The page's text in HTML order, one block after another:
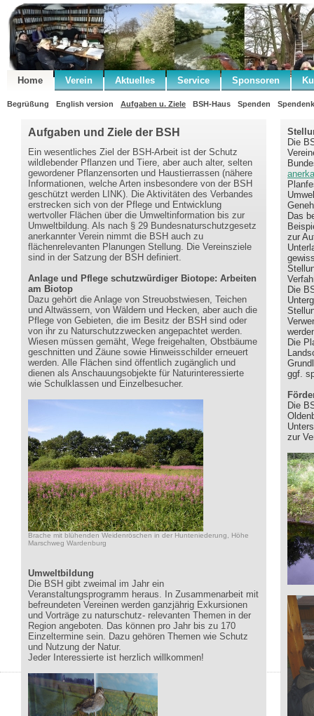
Home Verein Aktuelles Service Sponsoren
Begrüßung English version Aufgaben u. Ziele BSH-Haus Spenden
Aufgaben und Ziele der BSH
Ein wesentliches Ziel der BSH-Arbeit ist der Schutz
wildlebender Pflanzen und Tiere, aber auch alter, selten
gewordener Pflanzensorten und Haustierrassen (nähere
Informationen, welche Arten insbesondere von der BSH
geschützt werden LINK). Die Aktivitäten des Verbandes
erstrecken sich von der Pflege und Entwicklung
wertvoller Flächen über die Umweltinformation bis zur
Umweltbildung. Als nach § 29 Bundesnaturschutzgesetz
anerkannter Verein nimmt die BSH auch zu
flächenrelevanten Planungen Stellung. Die Vereinsziele
sind in der Satzung der BSH definiert.
Anlage und Pflege schutzwürdiger Biotope: Arbeiten
am Biotop
Dazu gehört die Anlage von Streuobstwiesen, Teichen
und Altwässern, von Wäldern und Hecken, aber auch die
Pflege von Gebieten, die im Besitz der BSH sind oder
von ihr zu Naturschutzzwecken angepachtet werden.
Wiesen müssen gemäht, Wege freigehalten, Obstbäume
geschnitten und Zäune sowie Hinweisschilder erneuert
werden. Alle Flächen sind öffentlich zugänglich und
dienen als Anschauungsobjekte für Naturinteressierte
wie Schulklassen und Einzelbesucher.
Brache mit blühenden Weidenröschen in der Hunteniederung, Höhe
Marschweg Wardenburg
Umweltbildung
Die BSH gibt zweimal im Jahr ein
Veranstaltungsprogramm heraus. In Zusammenarbeit mit
befreundeten Vereinen werden ganzjährig Exkursionen
und Vorträge zu naturschutz- relevanten Themen in der
Region angeboten. Das können pro Jahr bis zu 170
Einzeltermine sein. Dazu gehören Themen wie Schutz
und Nutzung der Natur.
Jeder Interessierte ist herzlich willkommen!
Die
Das
zur
Die
Die
ggf.
Die
zur